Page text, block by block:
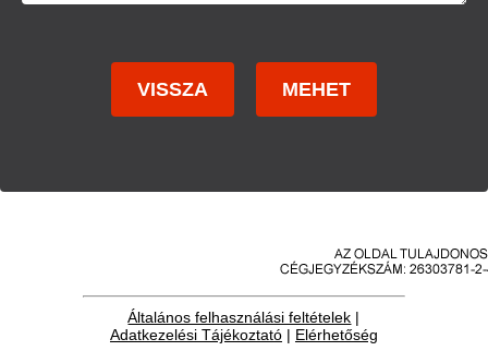
VISSZA MEHET
Általános felhasználási feltételek |
Adatkezelési Tájékoztató| Elérhetőség